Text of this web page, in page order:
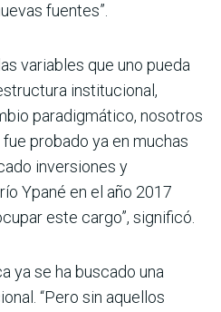
fuentes”.
variables que uno pueda
institucional,
paradigmático, nosotros
pro­bado ya en muchas
inver­siones y
Ypané en el año 2017
este cargo”, significó.
ya se ha buscado una
“Pero sin aquellos